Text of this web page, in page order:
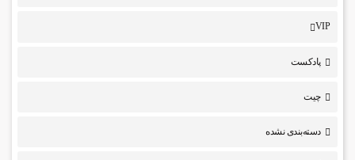
VIP
پادکست
چیت
دسته‌بندی نشده